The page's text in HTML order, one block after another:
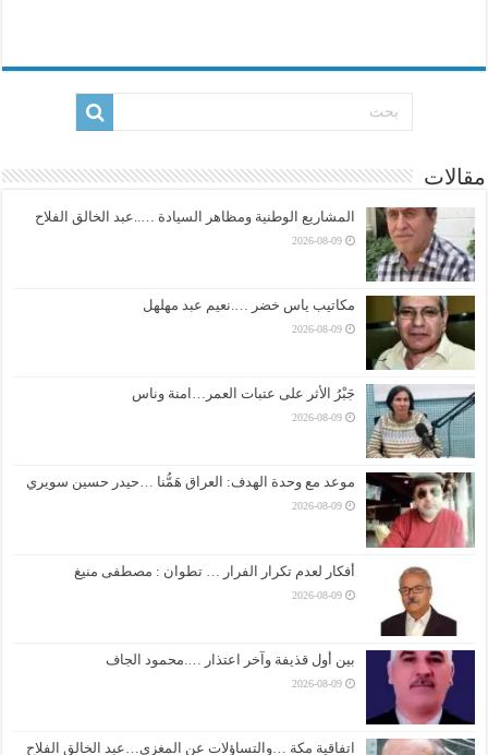
مقالات
المشاريع الوطنية ومظاهر السيادة …..عبد الخالق الفلاح
2026-08-09
مكاتيب ياس خضر ….نعيم عبد مهلهل
2026-08-09
جَبْرُ الأثر على عتبات العمر…امنة وناس
2026-08-09
موعد مع وحدة الهدف: العراق هَمُّنا …حيدر حسين سويري
2026-08-09
أفكار لعدم تكرار الفرار … تطوان : مصطفى منيغ
2026-08-09
بين أول قذيفة وآخر اعتذار ….محمود الجاف
2026-08-09
اتفاقية مكة …والتساؤلات عن المغزى…عبد الخالق الفلاح